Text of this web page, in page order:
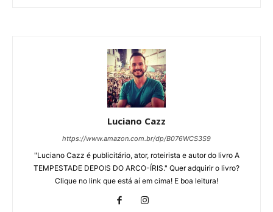
Luciano Cazz
https://www.amazon.com.br/dp/B076WCS3S9
"Luciano Cazz é publicitário, ator, roteirista e autor do livro A
TEMPESTADE DEPOIS DO ARCO-ÍRIS." Quer adquirir o livro?
Clique no link que está aí em cima! E boa leitura!